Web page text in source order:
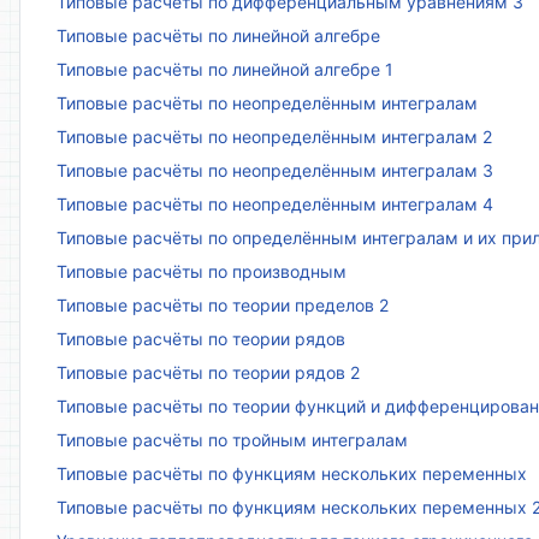
Типовые расчёты по линейной алгебре
Типовые расчёты по линейной алгебре 1
Типовые расчёты по неопределённым интегралам
Типовые расчёты по неопределённым интегралам 2
Типовые расчёты по неопределённым интегралам 3
Типовые расчёты по неопределённым интегралам 4
Типовые расчёты по определённым интегралам и их
Типовые расчёты по производным
Типовые расчёты по теории пределов 2
Типовые расчёты по теории рядов
Типовые расчёты по теории рядов 2
Типовые расчёты по теории функций и
Типовые расчёты по тройным интегралам
Типовые расчёты по функциям нескольких переменных
Типовые расчёты по функциям нескольких переменных